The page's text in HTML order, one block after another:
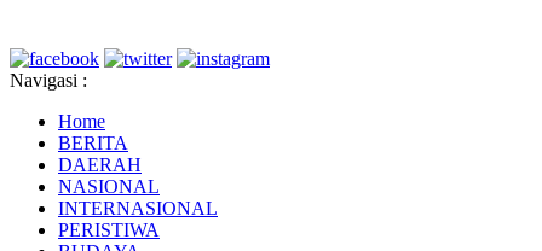
Navigasi :
Home
BERITA
DAERAH
NASIONAL
INTERNASIONAL
PERISTIWA